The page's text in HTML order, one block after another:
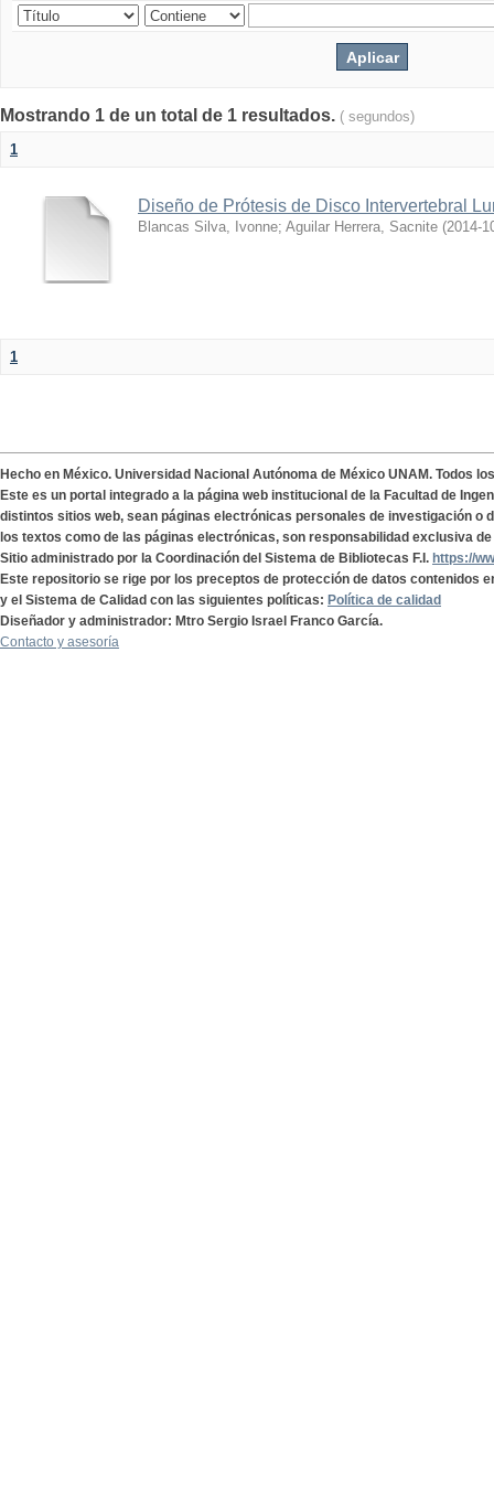
Mostrando 1 de un total de 1 resultados. ( segundos)
1
Diseño de Prótesis de Disco Intervertebral
Blancas Silva, Ivonne; Aguilar Herrera, Sacnite (2014-
1
Hecho en México. Universidad Nacional Autónoma de México UNAM. Todos
Este es un portal integrado a la página web institucional de la Facultad de
distintos sitios web, sean páginas electrónicas personales de investigación o
los textos como de las páginas electrónicas, son responsabilidad exclusiva
Sitio administrado por la Coordinación del Sistema de Bibliotecas F.I. https://
Este repositorio se rige por los preceptos de protección de datos contenidos
y el Sistema de Calidad con las siguientes políticas: Política de calidad
Diseñador y administrador: Mtro Sergio Israel Franco García.
Contacto y asesoría